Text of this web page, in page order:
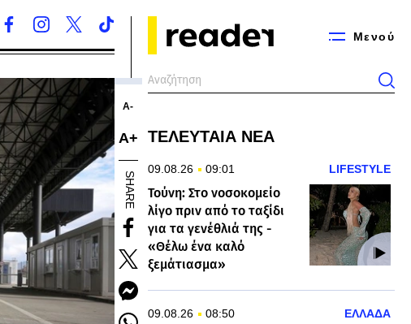
Μενού
Α-
Α+
SHARE
ΤΕΛΕΥΤΑΙΑ ΝΕΑ
09.08.26 09:01 LIFESTYLE
Τούνη: Στο νοσοκομείο
λίγο πριν από το ταξίδι
για τα γενέθλιά της -
«Θέλω ένα καλό
ξεμάτιασμα»
09.08.26 08:50 ΕΛΛΑΔΑ